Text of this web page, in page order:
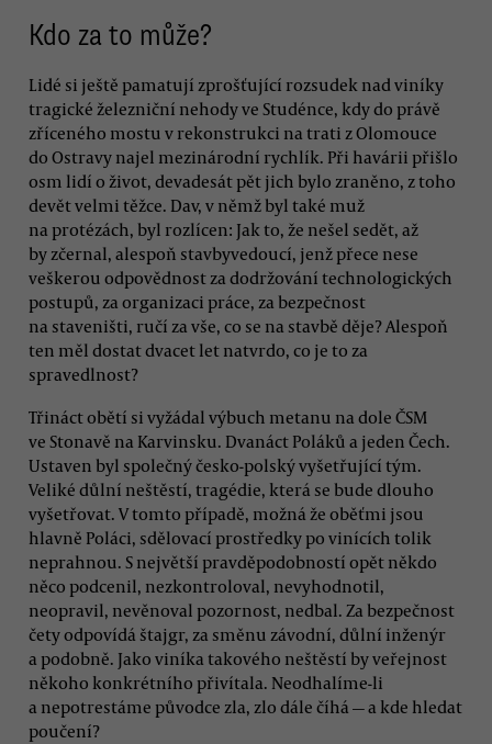
Kdo za to může?
Lidé si ještě pamatují zprošťující rozsudek nad viníky
tragické železniční nehody ve Studénce, kdy do právě
zříceného mostu v rekonstrukci na trati z Olomouce
do Ostravy najel mezinárodní rychlík. Při havárii přišlo
osm lidí o život, devadesát pět jich bylo zraněno, z toho
devět velmi těžce. Dav, v němž byl také muž
na protézách, byl rozlícen: Jak to, že nešel sedět, až
by zčernal, alespoň stavbyvedoucí, jenž přece nese
veškerou odpovědnost za dodržování technologických
postupů, za organizaci práce, za bezpečnost
na staveništi, ručí za vše, co se na stavbě děje? Alespoň
ten měl dostat dvacet let natvrdo, co je to za
spravedlnost?
Třináct obětí si vyžádal výbuch metanu na dole ČSM
ve Stonavě na Karvinsku. Dvanáct Poláků a jeden Čech.
Ustaven byl společný česko-polský vyšetřující tým.
Veliké důlní neštěstí, tragédie, která se bude dlouho
vyšetřovat. V tomto případě, možná že oběťmi jsou
hlavně Poláci, sdělovací prostředky po vinících tolik
neprahnou. S největší pravděpodobností opět někdo
něco podcenil, nezkontroloval, nevyhodnotil,
neopravil, nevěnoval pozornost, nedbal. Za bezpečnost
čety odpovídá štajgr, za směnu závodní, důlní inženýr
a podobně. Jako viníka takového neštěstí by veřejnost
někoho konkrétního přivítala. Neodhalíme-li
a nepotrestáme původce zla, zlo dále číhá — a kde hledat
poučení?